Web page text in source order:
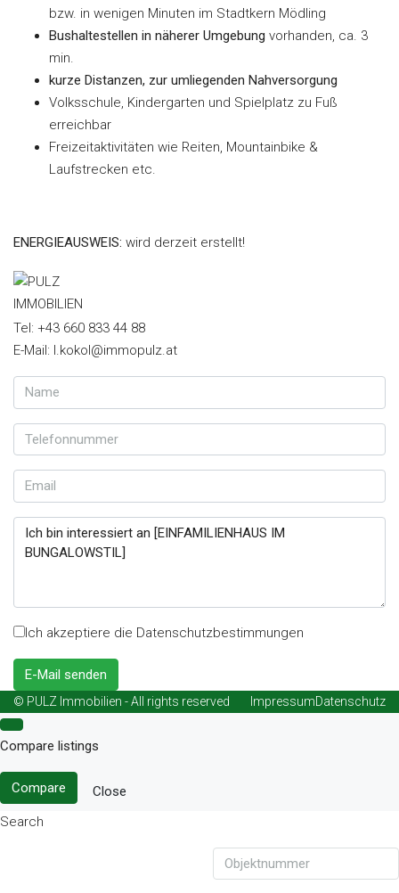
bzw. in wenigen Minuten im Stadtkern Mödling
Bushaltestellen in näherer Umgebung vorhanden, ca. 3
min.
kurze Distanzen, zur umliegenden Nahversorgung
Volksschule, Kindergarten und Spielplatz zu Fuß
erreichbar
Freizeitaktivitäten wie Reiten, Mountainbike &
Laufstrecken etc.
ENERGIEAUSWEIS: wird derzeit erstellt!
Tel: +43 660 833 44 88
E-Mail: l.kokol@immopulz.at
Ich akzeptiere die Datenschutzbestimmungen
E-Mail senden
© PULZ Immobilien - All rights reserved ImpressumDatenschutz
Compare listings
Compare
Close
Search